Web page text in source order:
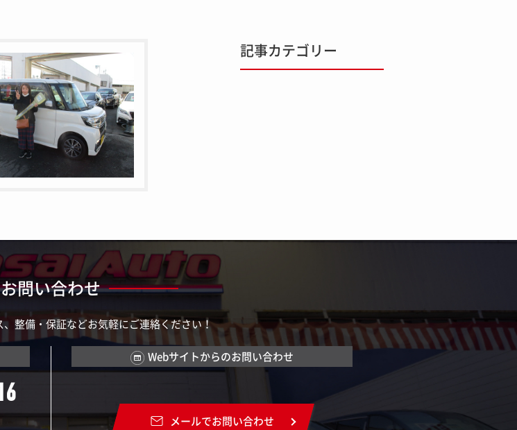
記事カテゴリー
お問い合わせ
整備・保証などお気軽にご連絡ください！
Webサイトからのお問い合わせ
メールでお問い合わせ